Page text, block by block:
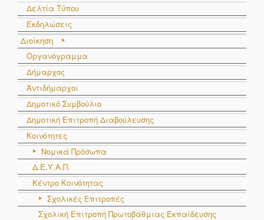
Δελτία Τύπου
Εκδηλώσεις
Διοίκηση
Οργανόγραμμα
Δήμαρχος
Αντιδήμαρχοι
Δημοτικό Συμβούλιο
Δημοτική Επιτροπή Διαβούλευσης
Κοινότητες
Νομικά Πρόσωπα
Δ.Ε.Υ.Α.Π.
Κέντρο Κοινότητας
Σχολικές Επιτροπές
Σχολική Επιτροπή Πρωτοβάθμιας Εκπαίδευσης